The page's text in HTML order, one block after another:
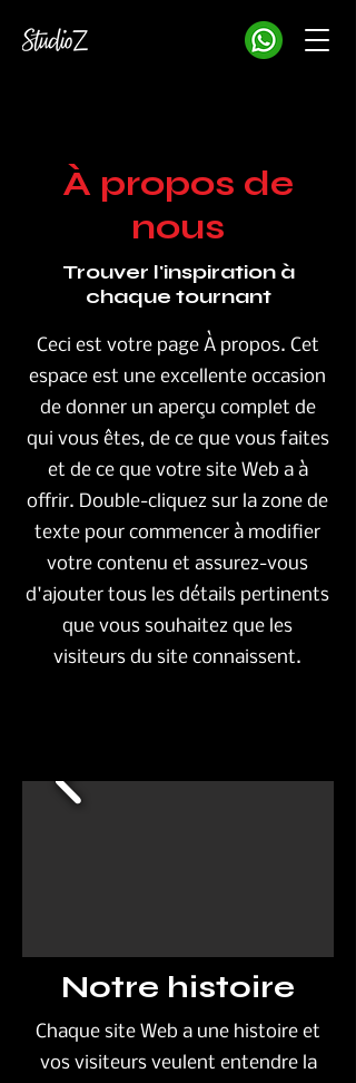
À propos de
nous
Trouver l'inspiration à
chaque tournant
Ceci est votre page À propos. Cet
espace est une excellente occasion
de donner un aperçu complet de
qui vous êtes, de ce que vous faites
et de ce que votre site Web a à
offrir. Double-cliquez sur la zone de
texte pour commencer à modifier
votre contenu et assurez-vous
d'ajouter tous les détails pertinents
que vous souhaitez que les
visiteurs du site connaissent.
Notre histoire
Chaque site Web a une histoire et
vos visiteurs veulent entendre la